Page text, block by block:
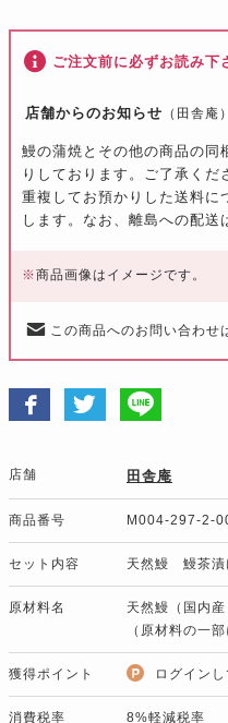
ご注文前に必ずお読み下
店舗からのお知らせ （田舎庵）
鰻の蒲焼とその他の商品の同
りしております。ご了承くだ
重複してお預かりした送料に
します。なお、離島への配送
※商品画像はイメージです。
この商品へのお問い合わせ
店舗 田舎庵
商品番号 M004-297-2-
セット内容 天然鰻 鰻茶漬
原材料名
天然鰻（国内
（原材料の一
獲得ポイント ログイン
消費税率 8%軽減税率